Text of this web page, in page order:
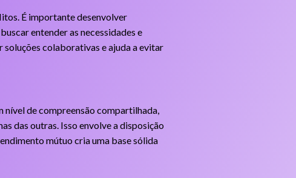
É importante desenvolver
entender as necessidades e
soluções colaborativas e ajuda a evitar
de compreensão compartilhada,
das outras. Isso envolve a disposição
mútuo cria uma base sólida